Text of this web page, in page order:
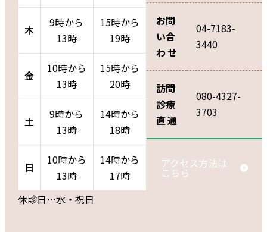
木
9時から
13時
15時から
19時
金
10時から
13時
15時から
20時
土
9時から
13時
14時から
18時
日
10時から
13時
14時から
17時
休診日…水・祝日
お問
い合
わせ
04-7183-
3440
訪問
診療
直通
080-4327-
3703
アクセス方法は
こちら